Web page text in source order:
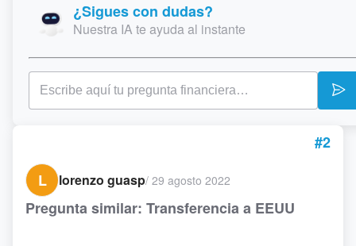
¿Sigues con dudas?
Nuestra IA te ayuda al instante
#2
L
lorenzo guasp/ 29 agosto 2022
Pregunta similar: Transferencia a EEUU